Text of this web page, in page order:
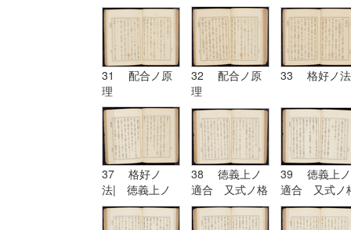
31 配合ノ原
理
32 配合ノ原
理
33 格好ノ法
37 格好ノ
法| 徳義上ノ
適合 又式ノ格
好
38 徳義上ノ
適合 又式ノ格
好
39 徳義上ノ
適合 又式ノ
好| 形